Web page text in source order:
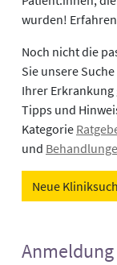
wurden!
Noch nicht die
Sie unsere
Ihrer Erkrankung
Tipps und
Kategorie
und
Neue